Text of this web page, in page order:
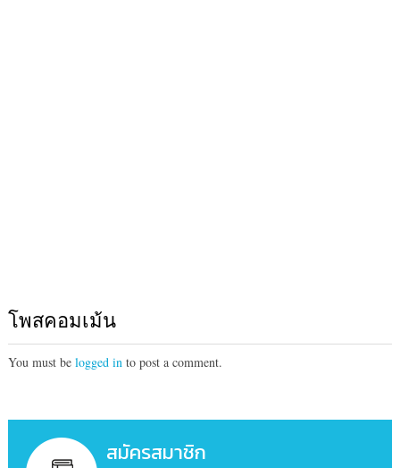
โพสคอมเม้น
You must be logged in to post a comment.
สมัครสมาชิก